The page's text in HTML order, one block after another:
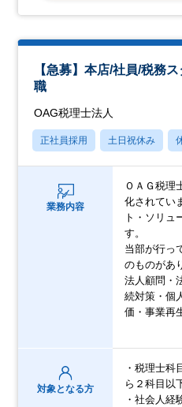
【急募】本店/社員/税務
職
OAG税理士法人
正社員採用 土日祝休み
業務内容
ＯＡＧ税理
化されてい
ト・ソリュ
す。
当部が行っ
のものがあ
法人顧問・
続対策・個
価・事業再
対象となる方
・税理士科
ら２科目以
・社会人経